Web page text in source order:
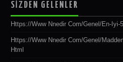
SİZDEN GELENLER
Https://www Nnedir Com/genel/en-Iyi-
Https://www Nnedir Com/genel/
Html